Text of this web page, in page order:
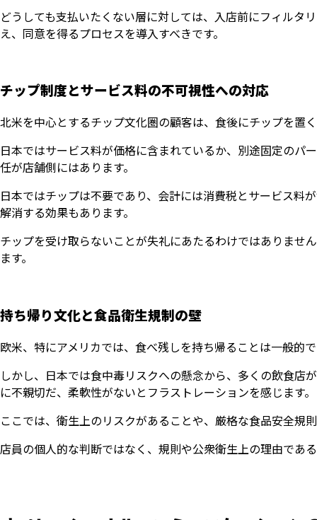
どうしても支払いたくない層に対しては、入店前にフィルタ
え、同意を得るプロセスを導入すべきです。
チップ制度とサービス料の不可視性への対応
北米を中心とするチップ文化圏の顧客は、食後にチップを置
日本ではサービス料が価格に含まれているか、別途固定のパ
任が店舗側にはあります。
日本ではチップは不要であり、会計には消費税とサービス料
解消する効果もあります。
チップを受け取らないことが失礼にあたるわけではありませ
ます。
持ち帰り文化と食品衛生規制の壁
欧米、特にアメリカでは、食べ残しを持ち帰ることは一般的
しかし、日本では食中毒リスクへの懸念から、多くの飲食店
に不親切だ、柔軟性がないとフラストレーションを感じます。
ここでは、衛生上のリスクがあることや、厳格な食品安全規
店員の個人的な判断ではなく、規則や公衆衛生上の理由であ